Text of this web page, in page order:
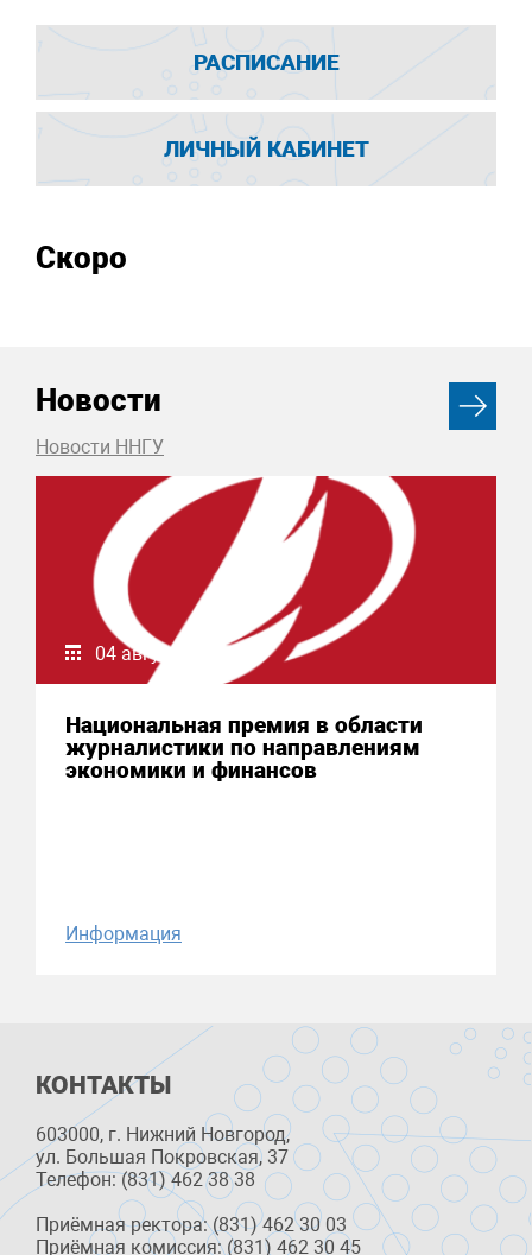
РАСПИСАНИЕ
ЛИЧНЫЙ КАБИНЕТ
Скоро
Новости
Новости ННГУ
04 августа 2026
Национальная премия в области
журналистики по направлениям
экономики и финансов
Информация
КОНТАКТЫ
603000, г. Нижний Новгород,
ул. Большая Покровская, 37
Телефон: (831) 462 38 38
Приёмная ректора: (831) 462 30 03
Приёмная комиссия: (831) 462 30 45